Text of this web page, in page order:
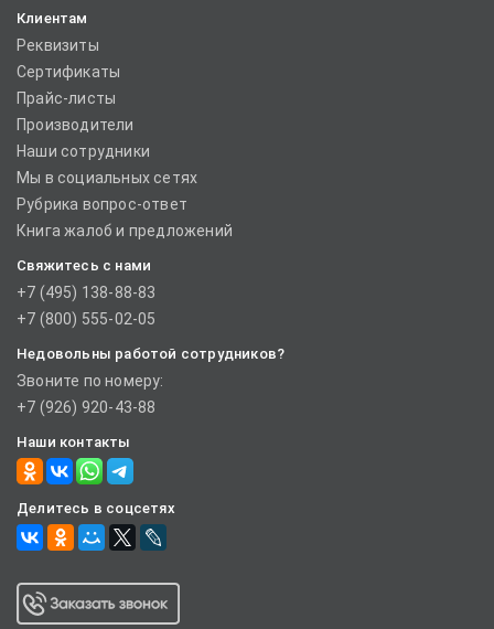
Клиентам
Реквизиты
Сертификаты
Прайс-листы
Производители
Наши сотрудники
Мы в социальных сетях
Рубрика вопрос-ответ
Книга жалоб и предложений
Свяжитесь с нами
+7 (495) 138-88-83
+7 (800) 555-02-05
Недовольны работой сотрудников?
Звоните по номеру:
+7 (926) 920-43-88
Наши контакты
Делитесь в соцсетях